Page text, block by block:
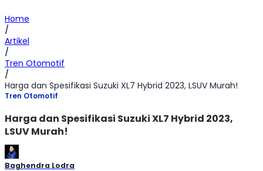
Home
/
Artikel
/
Tren Otomotif
/
Harga dan Spesifikasi Suzuki XL7 Hybrid 2023, LSUV Murah!
Tren Otomotif
Harga dan Spesifikasi Suzuki XL7 Hybrid 2023,
LSUV Murah!
Baghendra Lodra